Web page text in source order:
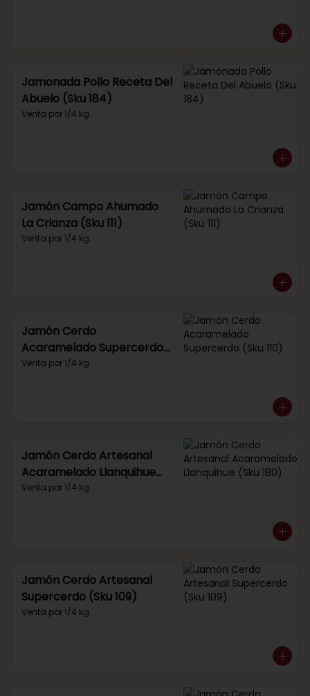
Jamonada Pollo Receta Del
Abuelo (Sku 184)
Venta por 1/4 kg.
Jamón Campo Ahumado
La Crianza (Sku 111)
Venta por 1/4 kg.
Jamón Cerdo
Acaramelado Supercerdo
(Sku 110)
Venta por 1/4 kg.
Jamón Cerdo Artesanal
Acaramelado Llanquihue
(Sku 180)
Venta por 1/4 kg.
Jamón Cerdo Artesanal
Supercerdo (Sku 109)
Venta por 1/4 kg.